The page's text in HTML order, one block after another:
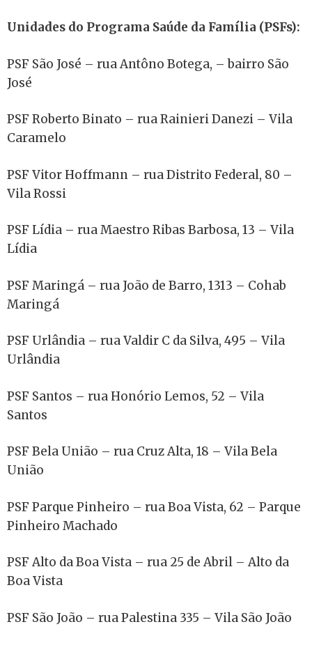
Unidades do Programa Saúde da Família (PSFs):
PSF São José – rua Antôno Botega, – bairro São
José
PSF Roberto Binato – rua Rainieri Danezi – Vila
Caramelo
PSF Vitor Hoffmann – rua Distrito Federal, 80 –
Vila Rossi
PSF Lídia – rua Maestro Ribas Barbosa, 13 – Vila
Lídia
PSF Maringá – rua João de Barro, 1313 – Cohab
Maringá
PSF Urlândia – rua Valdir C da Silva, 495 – Vila
Urlândia
PSF Santos – rua Honório Lemos, 52 – Vila
Santos
PSF Bela União – rua Cruz Alta, 18 – Vila Bela
União
PSF Parque Pinheiro – rua Boa Vista, 62 – Parque
Pinheiro Machado
PSF Alto da Boa Vista – rua 25 de Abril – Alto da
Boa Vista
PSF São João – rua Palestina 335 – Vila São João